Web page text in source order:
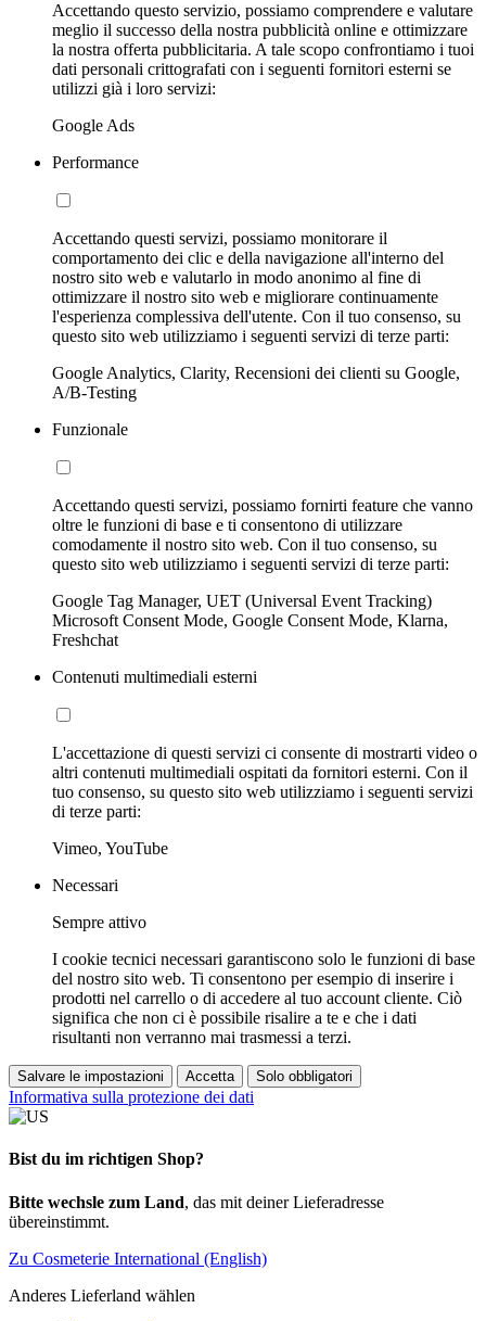
Accettando questo servizio, possiamo comprendere e valutare
meglio il successo della nostra pubblicità online e ottimizzare
la nostra offerta pubblicitaria. A tale scopo confrontiamo i tuoi
dati personali crittografati con i seguenti fornitori esterni se
utilizzi già i loro servizi:
Google Ads
Performance
Accettando questi servizi, possiamo monitorare il
comportamento dei clic e della navigazione all'interno del
nostro sito web e valutarlo in modo anonimo al fine di
ottimizzare il nostro sito web e migliorare continuamente
l'esperienza complessiva dell'utente. Con il tuo consenso, su
questo sito web utilizziamo i seguenti servizi di terze parti:
Google Analytics, Clarity, Recensioni dei clienti su Google,
A/B-Testing
Funzionale
Accettando questi servizi, possiamo fornirti feature che vanno
oltre le funzioni di base e ti consentono di utilizzare
comodamente il nostro sito web. Con il tuo consenso, su
questo sito web utilizziamo i seguenti servizi di terze parti:
Google Tag Manager, UET (Universal Event Tracking)
Microsoft Consent Mode, Google Consent Mode, Klarna,
Freshchat
Contenuti multimediali esterni
L'accettazione di questi servizi ci consente di mostrarti video o
altri contenuti multimediali ospitati da fornitori esterni. Con il
tuo consenso, su questo sito web utilizziamo i seguenti servizi
di terze parti:
Vimeo, YouTube
Necessari
Sempre attivo
I cookie tecnici necessari garantiscono solo le funzioni di base
del nostro sito web. Ti consentono per esempio di inserire i
prodotti nel carrello o di accedere al tuo account cliente. Ciò
significa che non ci è possibile risalire a te e che i dati
risultanti non verranno mai trasmessi a terzi.
Salvare le impostazioni Accetta Solo obbligatori
Informativa sulla protezione dei dati
Bist du im richtigen Shop?
Bitte wechsle zum Land, das mit deiner Lieferadresse
übereinstimmt.
Zu Cosmeterie International (English)
Anderes Lieferland wählen